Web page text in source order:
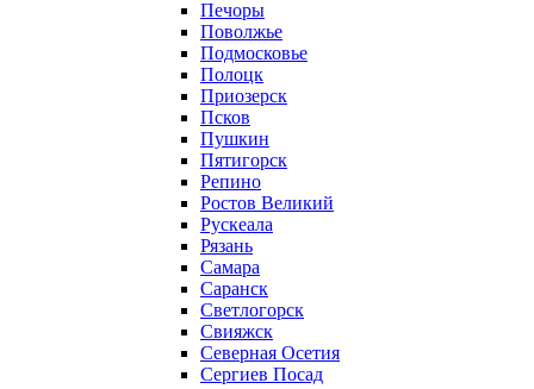
Печоры
Поволжье
Подмосковье
Полоцк
Приозерск
Псков
Пушкин
Пятигорск
Репино
Ростов Великий
Рускеала
Рязань
Самара
Саранск
Светлогорск
Свияжск
Северная Осетия
Сергиев Посад